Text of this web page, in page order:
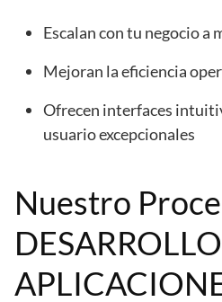
Escalan con tu negocio a
Mejoran la eficiencia
Ofrecen interfaces
usuario excepcionales
Nuestro